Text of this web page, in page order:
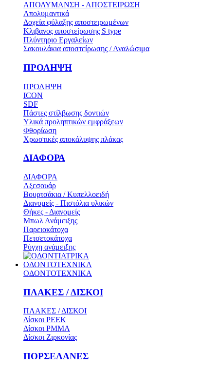
ΑΠΟΛΥΜΑΝΣΗ - ΑΠΟΣΤΕΙΡΩΣΗ
Απολυμαντικά
Δοχεία φύλαξης αποστειρωμένων
Κλιβανος αποστείρωσης S type
Πλύντηριο Εργαλείων
Σακουλάκια αποστείρωσης / Αναλώσιμα
ΠΡΟΛΗΨΗ
ΠΡΟΛΗΨΗ
ICON
SDF
Πάστες στίλβωσης δοντιών
Υλικά προληπτικών εμφράξεων
Φθορίωση
Χρωστικές αποκάλυψης πλάκας
ΔΙΑΦΟΡΑ
ΔΙΑΦΟΡΑ
Αξεσουάρ
Βουρτσάκια / Κυπελλοειδή
Διανομείς - Πιστόλια υλικών
Θήκες - Διανομείς
Μπωλ Ανάμειξης
Παρειοκάτοχα
Πετσετοκάτοχα
Ρύγχη ανάμειξης
ΟΔΟΝΤΟΤΕΧΝΙΚΑ
ΟΔΟΝΤΟΤΕΧΝΙΚΑ
ΠΛΑΚΕΣ / ΔΙΣΚΟΙ
ΠΛΑΚΕΣ / ΔΙΣΚΟΙ
Δίσκοι PEEK
Δίσκοι PMMA
Δίσκοι Ζιρκονίας
ΠΟΡΣΕΛΑΝΕΣ